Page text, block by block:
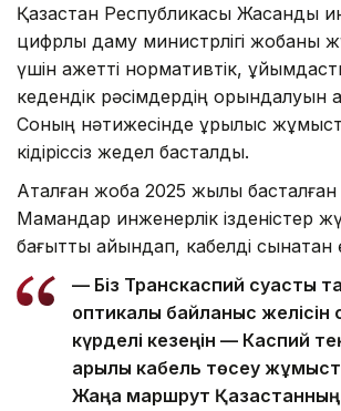
Қазақстан Республикасы Жасанды
цифрлық даму министрлігі жобаны
үшін қажетті нормативтік,
кедендік рәсімдердің орындалуын
Соның нәтижесінде құрылыс
кідіріссіз жедел басталды.
Аталған жоба 2025 жылы
Мамандар инженерлік ізденістер
бағытты айқындап, кабелді сынақтан
— Біз Транскаспий суасты
оптикалық байланыс
күрделі кезеңін — Каспий
арқылы кабель төсеу
Жаңа маршрут